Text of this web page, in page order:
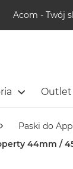
Acom - Twój
Outlet
Paski do
44mm /